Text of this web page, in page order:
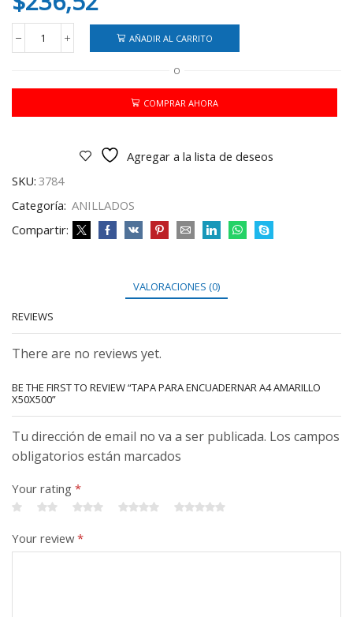
TAPA
A4
x50x500
AÑADIR AL CARRITO
O
COMPRAR AHORA
Agregar a la lista de deseos
SKU: 3784
Categoría: ANILLADOS
Compartir:
VALORACIONES (0)
REVIEWS
There are no reviews yet.
BE THE FIRST TO REVIEW “TAPA PARA ENCUADERNAR A4 AMARILLO
X50X500”
Tu dirección de email no va a ser publicada. Los campos
obligatorios están marcados
Your rating *
Your review*